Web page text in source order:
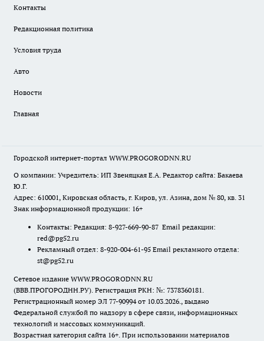
Контакты
Редакционная политика
Условия труда
Авто
Новости
Главная
Городской интернет-портал WWW.PROGORODNN.RU
О компании: Учредитель: ИП Звеняцкая Е.А. Редактор сайта: Бакаева
Ю.Г.
Адрес: 610001, Кировская область, г. Киров, ул. Азина, дом № 80, кв. 31
Знак информационной продукции: 16+
Контакты: Редакция: 8-927-669-90-87 Email редакции:
red@pg52.ru
Рекламный отдел: 8-920-004-61-95 Email рекламного отдела:
st@pg52.ru
Сетевое издание WWW.PROGORODNN.RU
(ВВВ.ПРОГОРОДНН.РУ). Регистрация РКН: №: 7378360181.
Регистрационный номер ЭЛ 77-90994 от 10.03.2026., выдано
Федеральной службой по надзору в сфере связи, информационных
технологий и массовых коммуникаций.
Возрастная категория сайта 16+. При использовании материалов